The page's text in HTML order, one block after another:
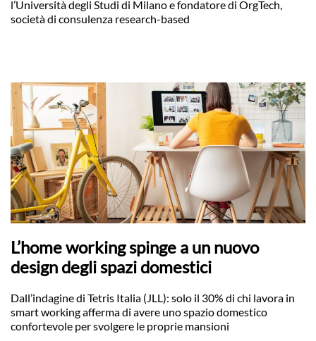
l’Università degli Studi di Milano e fondatore di OrgTech,
società di consulenza research-based
L’home working spinge a un nuovo
design degli spazi domestici
Dall’indagine di Tetris Italia (JLL): solo il 30% di chi lavora in
smart working afferma di avere uno spazio domestico
confortevole per svolgere le proprie mansioni